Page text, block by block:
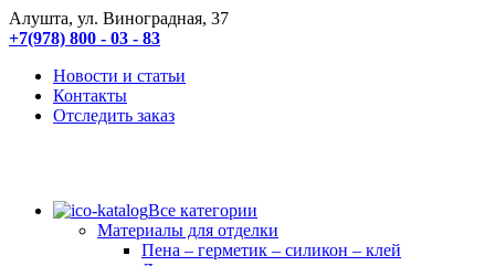
Алушта, ул. Виноградная, 37
+7(978) 800 - 03 - 83
Новости и статьи
Контакты
Отследить заказ
Все категории
Материалы для отделки
Пена – герметик – силикон – клей